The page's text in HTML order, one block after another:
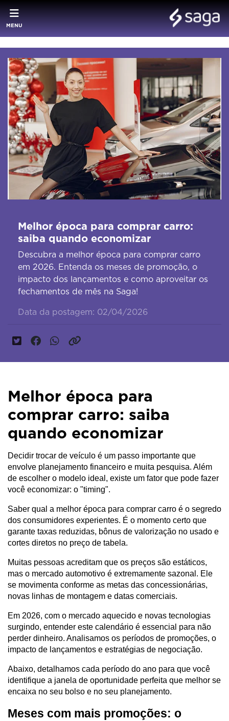
MENU
Melhor época para comprar carro:
saiba quando economizar
Descubra a melhor época para comprar carro
em 2026. Entenda os meses de promoção, o
impacto dos lançamentos e como aproveitar os
fechamentos de mês na Saga!
Data da postagem: 02/04/2026
Melhor época para
comprar carro: saiba
quando economizar
Decidir trocar de veículo é um passo importante que
envolve planejamento financeiro e muita pesquisa. Além
de escolher o modelo ideal, existe um fator que pode fazer
você economizar: o "timing".
Saber qual a melhor época para comprar carro é o segredo
dos consumidores experientes. É o momento certo que
garante taxas reduzidas, bônus de valorização no usado e
cortes diretos no preço de tabela.
Muitas pessoas acreditam que os preços são estáticos,
mas o mercado automotivo é extremamente sazonal. Ele
se movimenta conforme as metas das concessionárias,
novas linhas de montagem e datas comerciais.
Em 2026, com o mercado aquecido e novas tecnologias
surgindo, entender este calendário é essencial para não
perder dinheiro. Analisamos os períodos de promoções, o
impacto de lançamentos e estratégias de negociação.
Abaixo, detalhamos cada período do ano para que você
identifique a janela de oportunidade perfeita que melhor se
encaixa no seu bolso e no seu planejamento.
Meses com mais promoções: o